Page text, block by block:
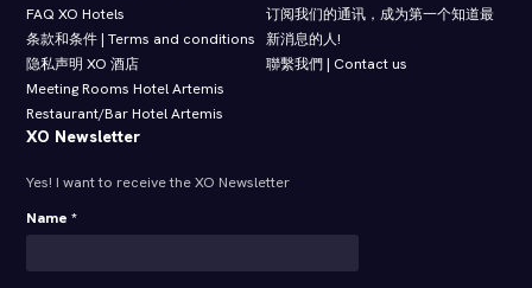
FAQ XO Hotels
条款和条件 | Terms and conditions
隐私声明 XO 酒店
Meeting Rooms Hotel Artemis
Restaurant/Bar Hotel Artemis
订阅我们的通讯，成为第一个知道最
新消息的人!
聯繫我們 | Contact us
XO Newsletter
Yes! I want to receive the XO Newsletter
Name *